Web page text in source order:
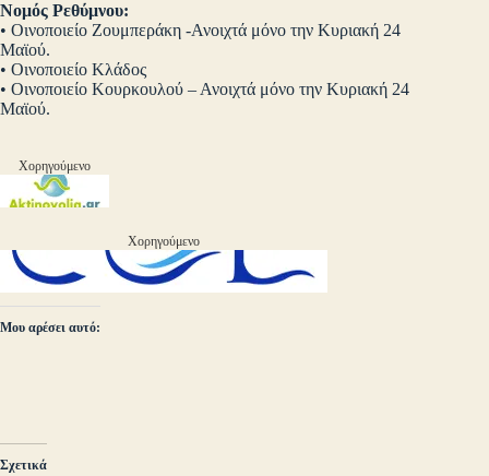
Νομός Ρεθύμνου:
• Οινοποιείο Ζουμπεράκη -Ανοιχτά μόνο την Κυριακή 24
Μαϊού.
• Οινοποιείο Κλάδος
• Οινοποιείο Κουρκουλού – Ανοιχτά μόνο την Κυριακή 24
Μαϊού.
Χορηγούμενο
Χορηγούμενο
Μου αρέσει αυτό:
Σχετικά